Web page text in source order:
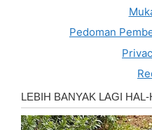
Pedoman